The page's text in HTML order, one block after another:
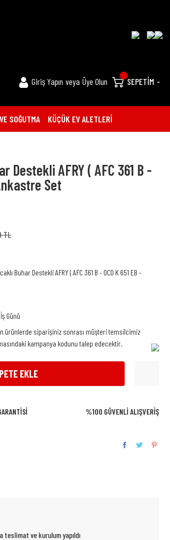
Giriş Yapın veya Üye Olun SEPETİM -
SOĞUTMA KÜÇÜK EV ALETLERİ
Destekli AFRY ( AFC 361 B -
Set
TL
Buhar Destekli AFRY ( AFC 361 B - OCD K 651 EB -
Günü
ürünlerde siparişiniz sonrası müşteri temsilcimiz
kampanya kodunu talep edecektir.
EKLE
%100 GÜVENLİ ALIŞVERİŞ
teslimat ve kurulum yapıldı